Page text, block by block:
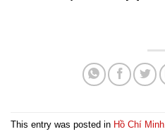
This entry was posted in Hồ Chí Minh